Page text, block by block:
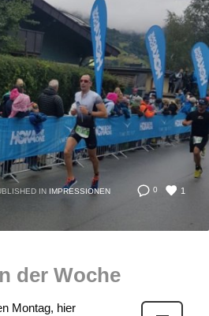
0 1
IN IMPRESSIONEN
der Woche
Montag, hier